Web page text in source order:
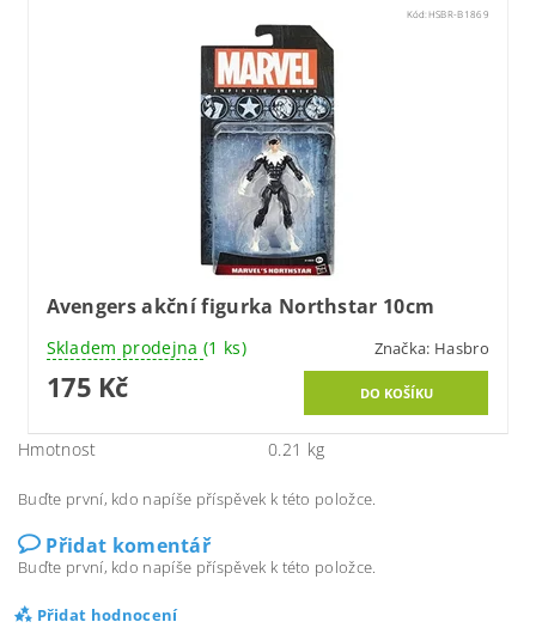
Kód: HSBR-B1869
Avengers akční figurka Northstar 10cm
Skladem prodejna (1 ks) Značka: Hasbro
175 Kč
Hmotnost 0.21 kg
Buďte první, kdo napíše příspěvek k této položce.
Přidat komentář
Buďte první, kdo napíše příspěvek k této položce.
Přidat hodnocení